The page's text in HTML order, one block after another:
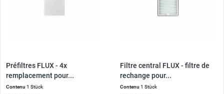
Préfiltres FLUX - 4x
remplacement pour...
Contenu1 Stück
Filtre central FLUX - filtre de
rechange pour...
Contenu 1 Stück